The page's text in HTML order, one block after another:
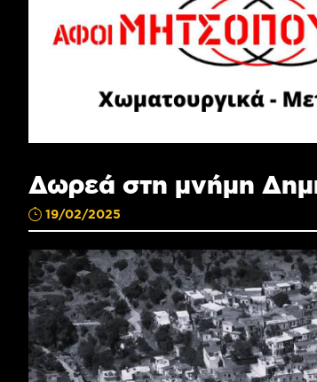
Δωρεά στη μνήμη
19/02/2025